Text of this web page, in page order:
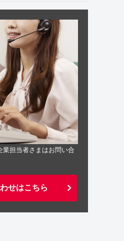
業担当者さまはお問い合
せはこちら